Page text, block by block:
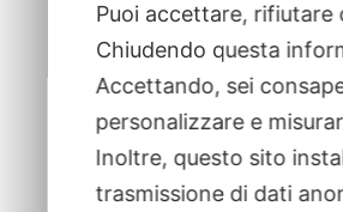
Puoi accettare, rifiutare
Chiudendo questa
Accettando, sei
personalizzare e
Inoltre, questo sito
trasmissione di dati